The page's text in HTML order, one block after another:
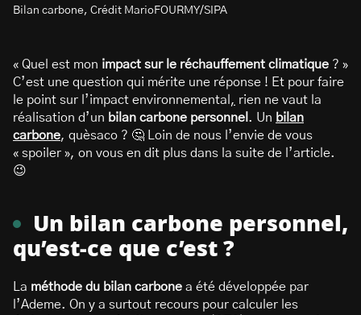
Bilan carbone, Crédit MarioFOURMY/SIPA
« Quel est mon impact sur le réchauffement climatique ? »
C’est une question qui mérite une réponse ! Et pour faire
le point sur l’impact environnemental , rien ne vaut la
réalisation d’un bilan carbone personnel . Un bilan
carbone, quèsaco ? 🤔 Loin de nous l’envie de vous
« spoiler », on vous en dit plus dans la suite de l’article.
😉
Un bilan carbone personnel,
qu’est-ce que c’est ?
La méthode du bilan carbone a été développée par
l’Ademe. On y a surtout recours pour calculer les
S’abonner à la newsletter